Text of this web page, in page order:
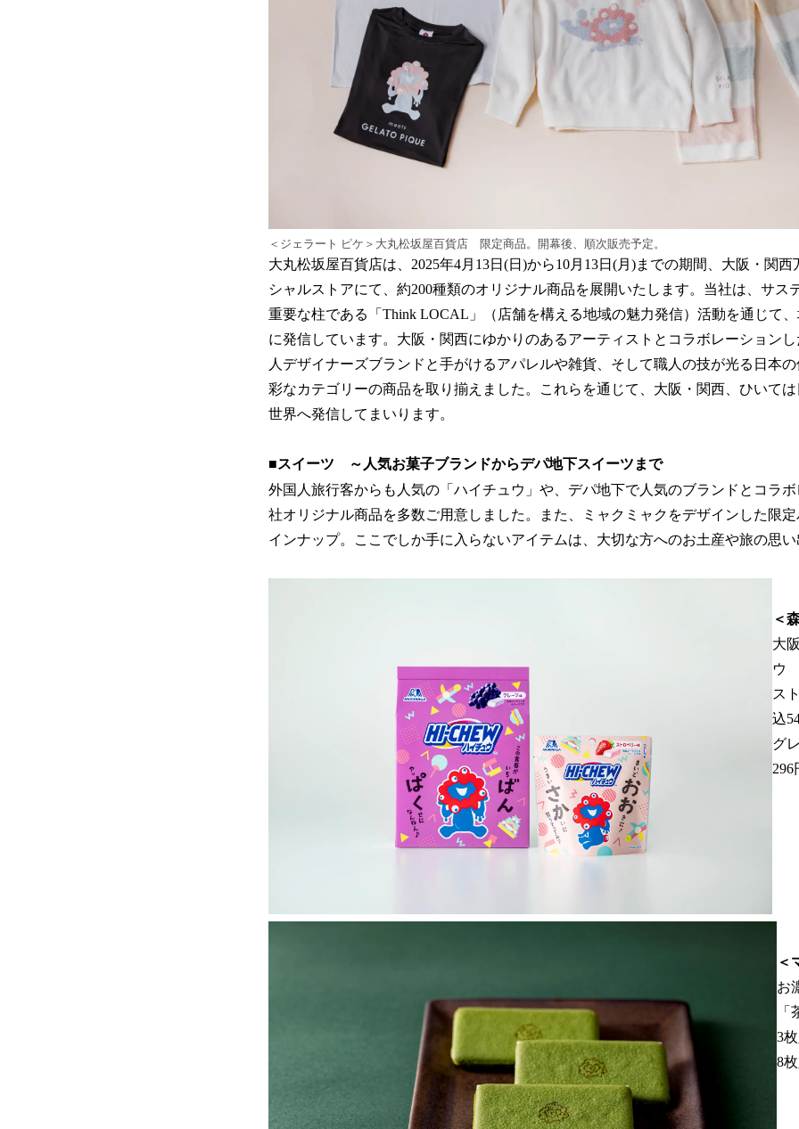
＜ジェラート ピケ＞大丸松坂屋百貨店 限定商品。開幕後、順次販売予定。
大丸松坂屋百貨店は、2025年4月13日(日)から10月13日(月)までの期間、大阪・関西
シャルストアにて、約200種類のオリジナル商品を展開いたします。当社は、サス
重要な柱である「Think LOCAL」（店舗を構える地域の魅力発信）活動を通じて
に発信しています。大阪・関西にゆかりのあるアーティストとコラボレーション
人デザイナーズブランドと手がけるアパレルや雑貨、そして職人の技が光る日本
彩なカテゴリーの商品を取り揃えました。これらを通じて、大阪・関西、ひいて
世界へ発信してまいります。
■スイーツ ～人気お菓子ブランドからデパ地下スイーツまで
外国人旅行客からも人気の「ハイチュウ」や、デパ地下で人気のブランドとコラ
社オリジナル商品を多数ご用意しました。また、ミャクミャクをデザインした限
インナップ。ここでしか手に入らないアイテムは、大切な方へのお土産や旅の思い
＜
大
ウ
ス
込
グ
296
＜
お
「
3
8